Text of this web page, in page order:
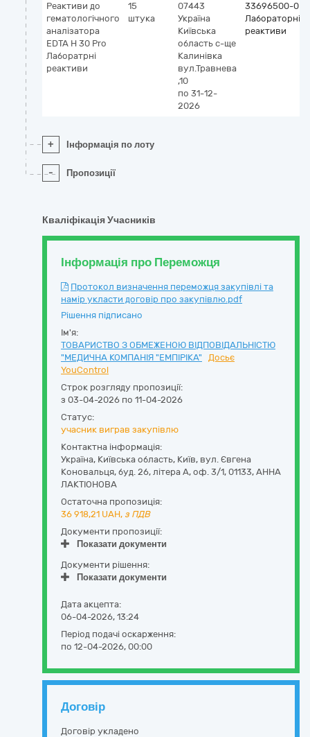
Реактиви до
гематологічного
аналізатора
EDTA H 30 Prо
Лаборатрні
реактиви
15
штука
07443
Україна
Київська
область с-ще
Калинівка
вул.Травнева
,10
по 31-12-
2026
33696500-0
Лабораторні
реактиви
+ Інформація по лоту
- Пропозиції
Кваліфікація Учасників
Інформація про Переможця
Протокол визначення переможця закупівлі та
намір укласти договір про закупівлю.pdf
Рішення підписано
Ім'я:
ТОВАРИСТВО З ОБМЕЖЕНОЮ ВІДПОВІДАЛЬНІСТЮ
"МЕДИЧНА КОМПАНІЯ "ЕМПІРІКА"
Досьє
YouControl
Строк розгляду пропозиції:
з 03-04-2026 по 11-04-2026
Статус:
учасник виграв закупівлю
Контактна інформація:
Україна, Київська область, Київ, вул. Євгена
Коновальця, буд. 26, літера А, оф. 3/1, 01133, АННА
ЛАКТІОНОВА
Остаточна пропозиція:
36 918,21 UAH, з ПДВ
Документи пропозиції:
Показати документи
Документи рішення:
Показати документи
Дата акцепта:
06-04-2026, 13:24
Період подачі оскарження:
по 12-04-2026, 00:00
Договір
Договір укладено